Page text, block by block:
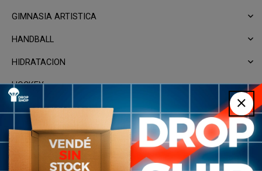
GIMNASIA ARTISTICA
HANDBALL
HIDRATACION
HOCKEY
JUEGOS
MINITRAMPOLIN